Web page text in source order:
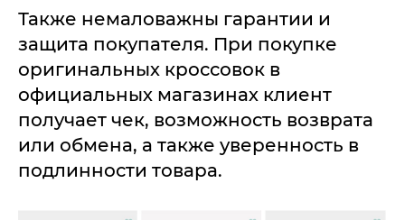
Также немаловажны гарантии и
защита покупателя. При покупке
оригинальных кроссовок в
официальных магазинах клиент
получает чек, возможность возврата
или обмена, а также уверенность в
подлинности товара.